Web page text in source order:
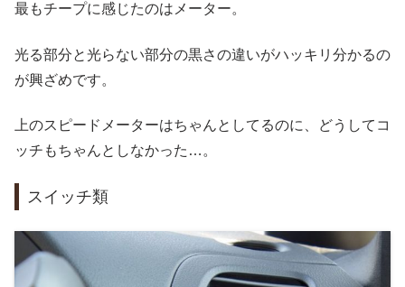
最もチープに感じたのはメーター。
光る部分と光らない部分の黒さの違いがハッキリ分かるの
が興ざめです。
上のスピードメーターはちゃんとしてるのに、どうしてコ
ッチもちゃんとしなかった…。
スイッチ類